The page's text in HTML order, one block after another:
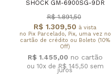
SHOCK GM-6900SG-9DR
R$ 1.309,50 à vista
no Pix Parcelado, Pix, uma vez no
cartão de crédito ou Boleto (10%
Off)
R$ 1.891,50
R$ 1.455,00
ou 10x de R$ 145,50 sem
juros